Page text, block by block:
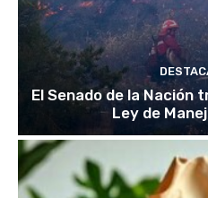
El Senado de la Nación
Ley de